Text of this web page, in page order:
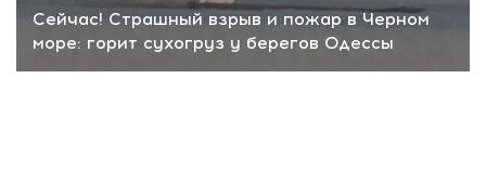
Сейчас! Страшный взрыв и пожар в Черном
море: горит сухогруз у берегов Одессы